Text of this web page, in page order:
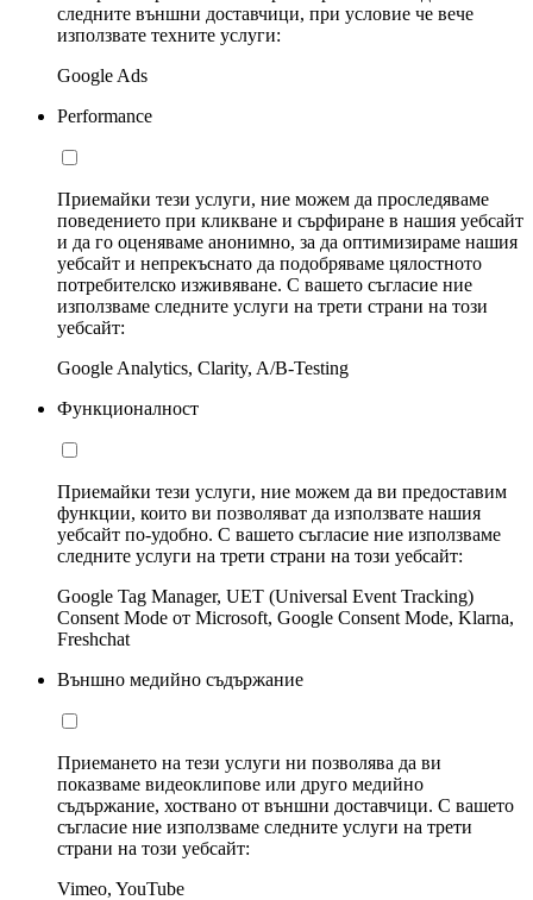
следните външни доставчици, при условие че вече
използвате техните услуги:
Google Ads
Performance
Приемайки тези услуги, ние можем да проследяваме
поведението при кликване и сърфиране в нашия уебсайт
и да го оценяваме анонимно, за да оптимизираме нашия
уебсайт и непрекъснато да подобряваме цялостното
потребителско изживяване. С вашето съгласие ние
използваме следните услуги на трети страни на този
уебсайт:
Google Analytics, Clarity, A/B-Testing
Функционалност
Приемайки тези услуги, ние можем да ви предоставим
функции, които ви позволяват да използвате нашия
уебсайт по-удобно. С вашето съгласие ние използваме
следните услуги на трети страни на този уебсайт:
Google Tag Manager, UET (Universal Event Tracking)
Consent Mode от Microsoft, Google Consent Mode, Klarna,
Freshchat
Външно медийно съдържание
Приемането на тези услуги ни позволява да ви
показваме видеоклипове или друго медийно
съдържание, хоствано от външни доставчици. С вашето
съгласие ние използваме следните услуги на трети
страни на този уебсайт:
Vimeo, YouTube